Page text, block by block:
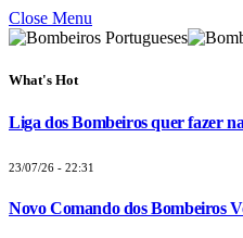
Close Menu
What's Hot
Liga dos Bombeiros quer fazer
23/07/26 - 22:31
Novo Comando dos Bombeiros